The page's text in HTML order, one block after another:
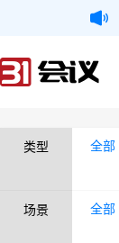
类型 全部
场景 全部